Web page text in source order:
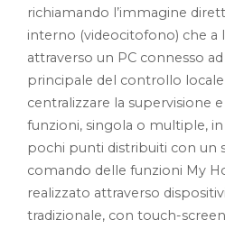
richiamando l’immagine
interno (videocitofono) che a
attraverso un PC connesso
principale del controllo locale
centralizzare la supervisione
funzioni, singola o multiple,
pochi punti distribuiti con un
comando delle funzioni My
realizzato attraverso
tradizionale, con touch-